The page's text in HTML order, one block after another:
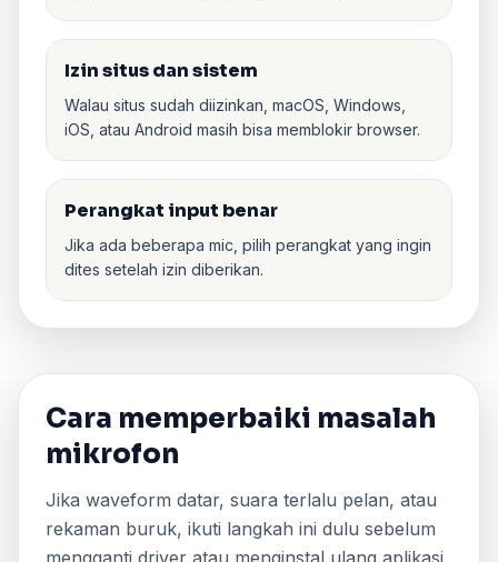
Izin situs dan sistem
Walau situs sudah diizinkan, macOS, Windows,
iOS, atau Android masih bisa memblokir browser.
Perangkat input benar
Jika ada beberapa mic, pilih perangkat yang ingin
dites setelah izin diberikan.
Cara memperbaiki masalah
mikrofon
Jika waveform datar, suara terlalu pelan, atau
rekaman buruk, ikuti langkah ini dulu sebelum
mengganti driver atau menginstal ulang aplikasi.